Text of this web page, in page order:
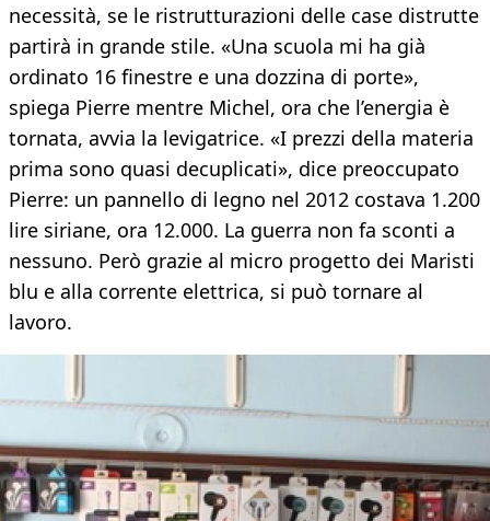
necessità, se le ristrutturazioni delle case distrutte
partirà in grande stile. «Una scuola mi ha già
ordinato 16 finestre e una dozzina di porte»,
spiega Pierre mentre Michel, ora che l’energia è
tornata, avvia la levigatrice. «I prezzi della materia
prima sono quasi decuplicati», dice preoccupato
Pierre: un pannello di legno nel 2012 costava 1.200
lire siriane, ora 12.000. La guerra non fa sconti a
nessuno. Però grazie al micro progetto dei Maristi
blu e alla corrente elettrica, si può tornare al
lavoro.